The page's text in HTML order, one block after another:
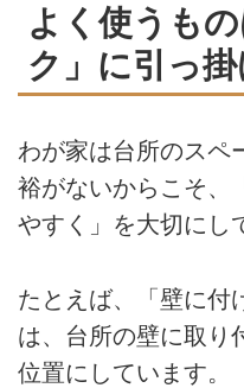
よく使うも
ク」に引っ
わが家は台所のスペ
裕がないからこそ、
やすく」を大切にし
たとえば、「壁に付
は、台所の壁に取り
位置にしています。